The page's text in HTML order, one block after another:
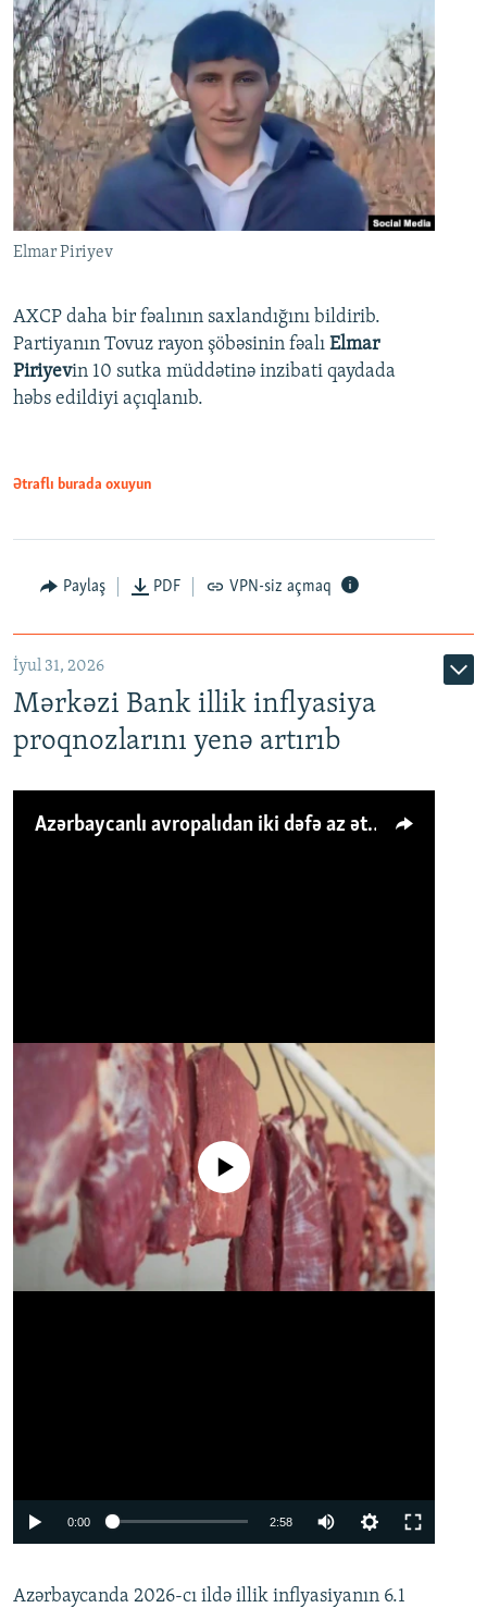
Elmar Piriyev
AXCP daha bir fəalının saxlandığını bildirib.
Partiyanın Tovuz rayon şöbəsinin fəalı Elmar
Piriyevin 10 sutka müddətinə inzibati qaydada
həbs edildiyi açıqlanıb.
Ətraflı burada oxuyun
Paylaş PDF VPN-siz açmaq
İyul 31, 2026
Mərkəzi Bank illik inflyasiya
proqnozlarını yenə artırıb
Azərbaycanlı avropalıdan iki dəfə az ət yeyir, amma... 'Qiymət artımı qaçılmazdır'
No media source currently available
0:00 2:58
360p
Azərbaycanda 2026-cı ildə illik inflyasiyanın 6.1